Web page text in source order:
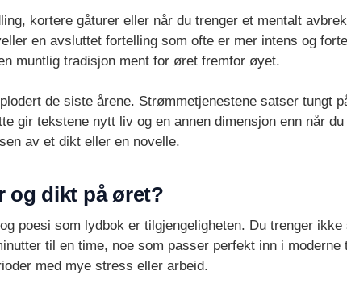
kortere gåturer eller når du trenger et mentalt
en avsluttet fortelling som ofte er mer intens og
muntlig tradisjon ment for øret fremfor øyet.
de siste årene. Strømmetjenestene satser tungt
gir tekstene nytt liv og en annen dimensjon enn når
av et dikt eller en novelle.
og dikt på øret?
poesi som lydbok er tilgjengeligheten. Du trenger
til en time, noe som passer perfekt inn i
med mye stress eller arbeid.